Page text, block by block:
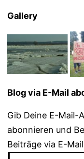
Gallery
Blog via E-Mail
Gib Deine E-Mail-
abonnieren und
Beiträge via E-